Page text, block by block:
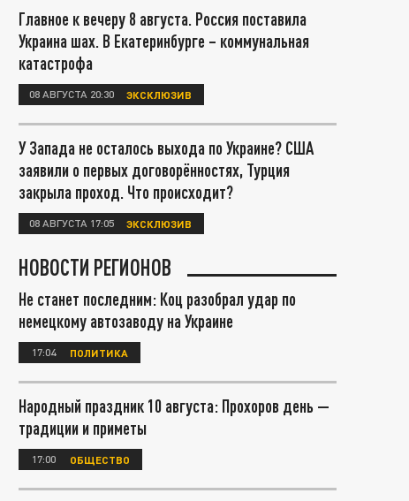
Главное к вечеру 8 августа. Россия поставила
Украина шах. В Екатеринбурге – коммунальная
катастрофа
08 АВГУСТА 20:30 ЭКСКЛЮЗИВ
У Запада не осталось выхода по Украине? США
заявили о первых договорённостях, Турция
закрыла проход. Что происходит?
08 АВГУСТА 17:05 ЭКСКЛЮЗИВ
НОВОСТИ РЕГИОНОВ
Не станет последним: Коц разобрал удар по
немецкому автозаводу на Украине
17:04 ПОЛИТИКА
Народный праздник 10 августа: Прохоров день —
традиции и приметы
17:00 ОБЩЕСТВО